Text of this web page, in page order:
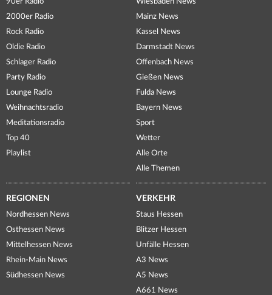
2000er Radio
Rock Radio
Oldie Radio
Schlager Radio
Party Radio
Lounge Radio
Weihnachtsradio
Meditationsradio
Top 40
Playlist
Mainz News
Kassel News
Darmstadt News
Offenbach News
Gießen News
Fulda News
Bayern News
Sport
Wetter
Alle Orte
Alle Themen
REGIONEN
Nordhessen News
Osthessen News
Mittelhessen News
Rhein-Main News
Südhessen News
VERKEHR
Staus Hessen
Blitzer Hessen
Unfälle Hessen
A3 News
A5 News
A661 News